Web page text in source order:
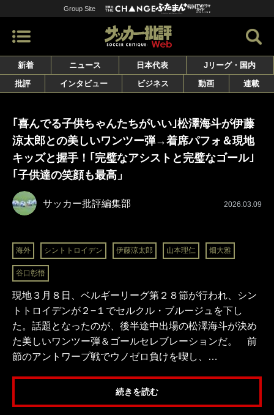
Group Site
新着 ニュース 日本代表
Jリーグ・国内
批評
インタビュー ビジネス 動画 連載
｢喜んでる子供ちゃんたちがいい｣松澤海斗が伊藤
涼太郎との美しいワンツー弾→着席パフォ＆現地
キッズと握手！｢完璧なアシストと完璧なゴール｣
｢子供達の笑顔も最高」
サッカー批評編集部 2026.03.09
海外 シントトロイデン 伊藤涼太郎 山本理仁 畑大雅
谷口彰悟
現地３月８日、ベルギーリーグ第２８節が行われ、シン
トトロイデンが２−１でセルクル・ブルージュを下し
た。話題となったのが、後半途中出場の松澤海斗が決め
た美しいワンツー弾＆ゴールセレブレーションだ。 前
節のアントワープ戦でウノゼロ負けを喫し、…
続きを読む